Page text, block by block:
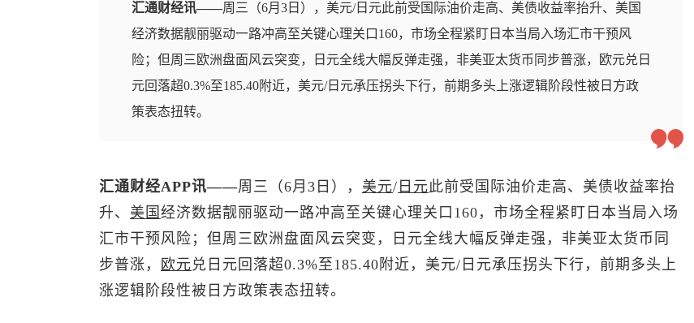
汇通财经讯——周三（6月3日），美元/日元此前受国际油价走高、美债收益率抬升、美国
经济数据靓丽驱动一路冲高至关键心理关口160，市场全程紧盯日本当局入场汇市干预风
险；但周三欧洲盘面风云突变，日元全线大幅反弹走强，非美亚太货币同步普涨，欧元兑日
元回落超0.3%至185.40附近，美元/日元承压拐头下行，前期多头上涨逻辑阶段性被日方政
策表态扭转。
汇通财经APP讯——周三（6月3日）， 美元/ 日元此前受国际油价走高、美债收益率抬
升、 美国 经济数据靓丽驱动一路冲高至关键心理关口160，市场全程紧盯日本当局入场
汇市干预风险；但周三欧洲盘面风云突变，日元全线大幅反弹走强，非美亚太货币同
步普涨， 欧元兑日元回落超0.3%至185.40附近，美元/日元承压拐头下行，前期多头上
涨逻辑阶段性被日方政策表态扭转。